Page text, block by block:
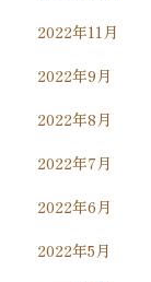
2022年11月
2022年9月
2022年8月
2022年7月
2022年6月
2022年5月